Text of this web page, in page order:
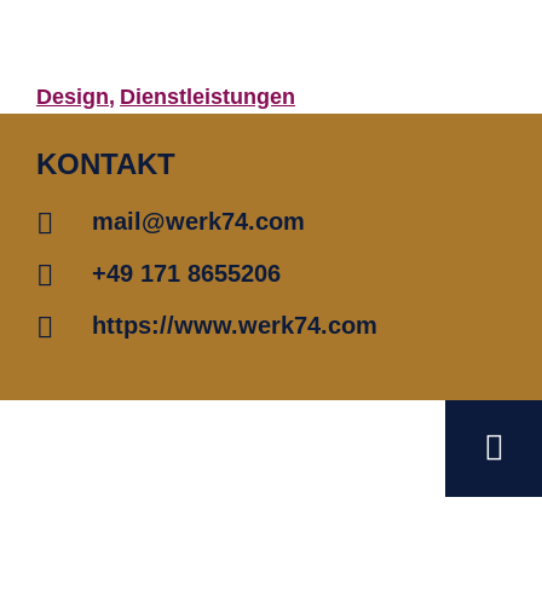
Design Dienstleistungen
KONTAKT
mail@werk74.com
+49 171 8655206
https://www.werk74.com